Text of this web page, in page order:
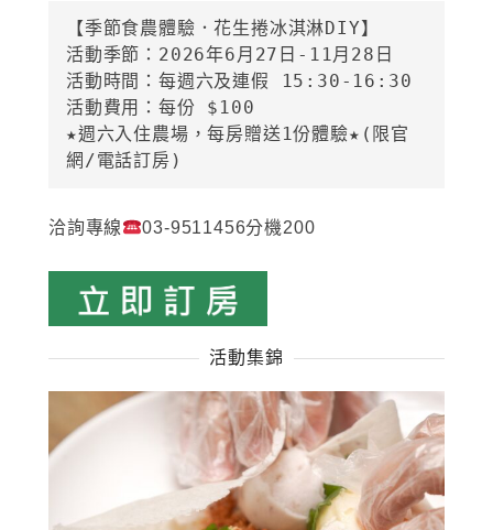
【季節食農體驗．花生捲冰淇淋DIY】
活動季節：2026年6月27日-11月28日
活動時間：每週六及連假 15:30-16:30
活動費用：每份 $100
★週六入住農場，每房贈送1份體驗★(限官
網/電話訂房)
洽詢專線 03-9511456分機200
活動集錦